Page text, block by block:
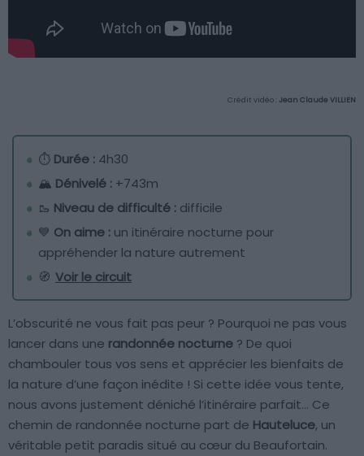
Crédit vidéo : Jean Claude VILLIEN
⏱ Durée : 4h30
🏔️ Dénivelé : +743m
🥾 Niveau de difficulté : difficile
💙 On aime : un itinéraire nocturne pour
appréhender la nature autrement
🧭 Voir le circuit
L’obscurité ne vous fait pas peur ? Pourquoi ne pas vous
lancer dans une randonnée nocturne ? De quoi
chambouler tous vos sens et apprécier les bienfaits de
la nature d’une façon inédite ! Si cette idée vous tente,
nous avons justement déniché l’itinéraire parfait… Ce
chemin de randonnée nocturne part de Hauteluce, un
véritable petit paradis situé au cœur du Beaufortain.